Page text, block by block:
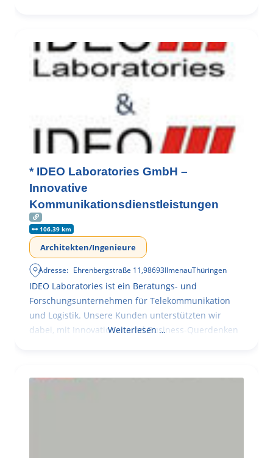
* IDEO Laboratories GmbH –
Innovative
Kommunikationsdienstleistungen
106.39 km
Architekten/Ingenieure
Adresse: Ehrenbergstraße 11,98693IlmenauThüringen
IDEO Laboratories ist ein Beratungs- und
Forschungsunternehmen für Telekommunikation
und Logistik. Unsere Kunden unterstützten wir
dabei, mit Innovationen und Business-Querdenken
Weiterlesen …